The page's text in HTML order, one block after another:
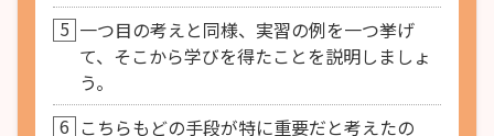
5 一つ目の考えと同様、実習の例を一つ挙げ
て、そこから学びを得たことを説明しましょ
う。
6 こちらもどの手段が特に重要だと考えたの